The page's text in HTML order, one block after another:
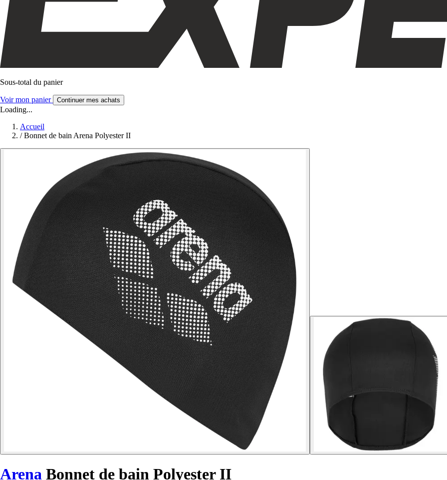
Sous-total du panier
Voir mon panier Continuer mes achats
Loading...
Accueil
/ Bonnet de bain Arena Polyester II
Arena Bonnet de bain Polyester II